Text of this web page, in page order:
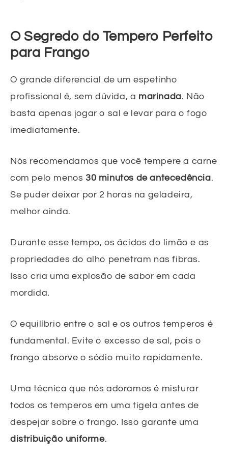
O Segredo do Tempero Perfeito
para Frango
O grande diferencial de um espetinho
profissional é, sem dúvida, a marinada. Não
basta apenas jogar o sal e levar para o fogo
imediatamente.
Nós recomendamos que você tempere a carne
com pelo menos 30 minutos de antecedência.
Se puder deixar por 2 horas na geladeira,
melhor ainda.
Durante esse tempo, os ácidos do limão e as
propriedades do alho penetram nas fibras.
Isso cria uma explosão de sabor em cada
mordida.
O equilíbrio entre o sal e os outros temperos é
fundamental. Evite o excesso de sal, pois o
frango absorve o sódio muito rapidamente.
Uma técnica que nós adoramos é misturar
todos os temperos em uma tigela antes de
despejar sobre o frango. Isso garante uma
distribuição uniforme.